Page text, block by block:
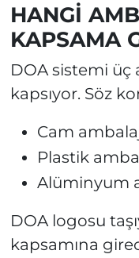
HANGİ
KAPSAMA
DOA sistemi
kapsıyor. Söz
Cam
Plastik
Alüminyum
DOA logosu
kapsamına